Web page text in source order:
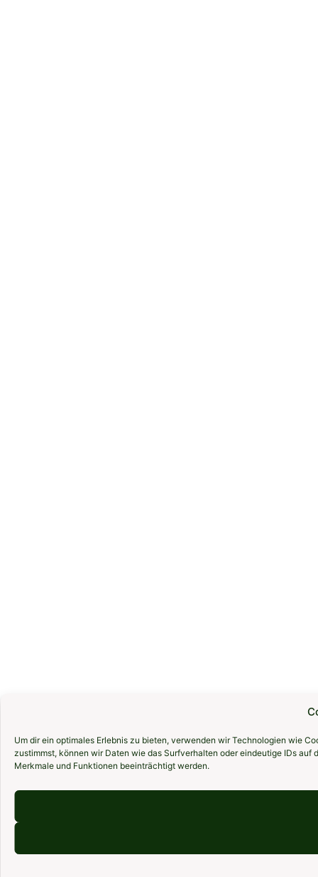
Um dir ein optimales Erlebnis zu bieten, verwenden wir Technologien wie
zustimmst, können wir Daten wie das Surfverhalten oder eindeutige IDs
Merkmale und Funktionen beeinträchtigt werden.